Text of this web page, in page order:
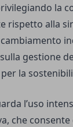
la
rispetto alla
gestione
la
l’uso
che consente